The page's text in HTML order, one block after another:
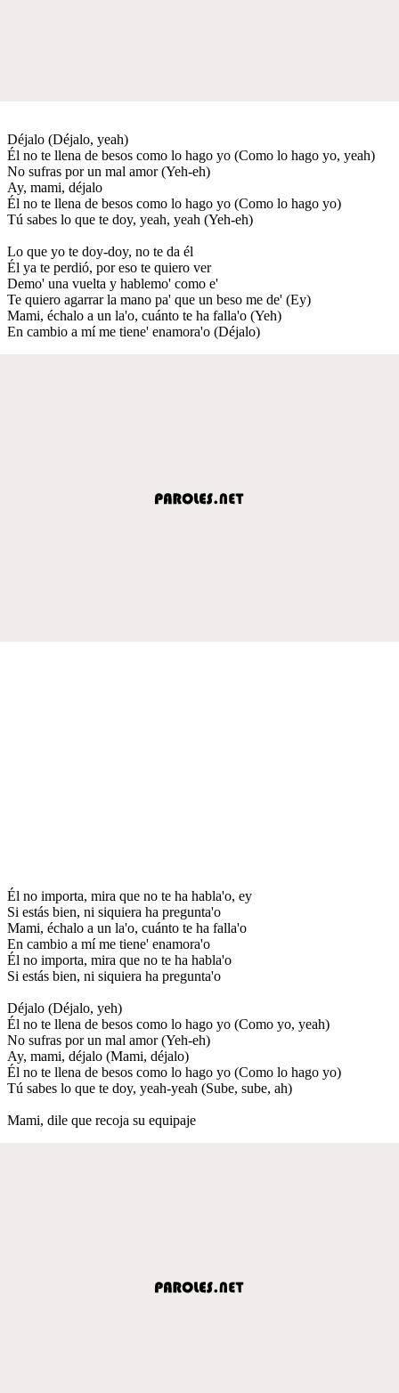
Déjalo (Déjalo, yeah)
Él no te llena de besos como lo hago yo (Como lo hago yo, yeah)
No sufras por un mal amor (Yeh-eh)
Ay, mami, déjalo
Él no te llena de besos como lo hago yo (Como lo hago yo)
Tú sabes lo que te doy, yeah, yeah (Yeh-eh)
Lo que yo te doy-doy, no te da él
Él ya te perdió, por eso te quiero ver
Demo' una vuelta y hablemo' como e'
Te quiero agarrar la mano pa' que un beso me de' (Ey)
Mami, échalo a un la'o, cuánto te ha falla'o (Yeh)
En cambio a mí me tiene' enamora'o (Déjalo)
Él no importa, mira que no te ha habla'o, ey
Si estás bien, ni siquiera ha pregunta'o
Mami, échalo a un la'o, cuánto te ha falla'o
En cambio a mí me tiene' enamora'o
Él no importa, mira que no te ha habla'o
Si estás bien, ni siquiera ha pregunta'o
Déjalo (Déjalo, yeh)
Él no te llena de besos como lo hago yo (Como yo, yeah)
No sufras por un mal amor (Yeh-eh)
Ay, mami, déjalo (Mami, déjalo)
Él no te llena de besos como lo hago yo (Como lo hago yo)
Tú sabes lo que te doy, yeah-yeah (Sube, sube, ah)
Mami, dile que recoja su equipaje